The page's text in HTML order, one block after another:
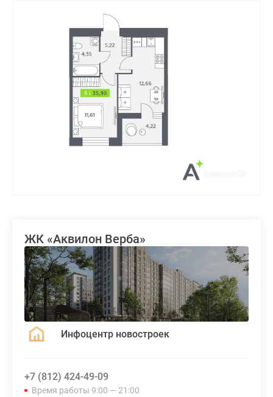
ЖК «Аквилон Верба»
Инфоцентр новостроек
+7 (812) 424-49-09
Время работы 9:00 — 21:00